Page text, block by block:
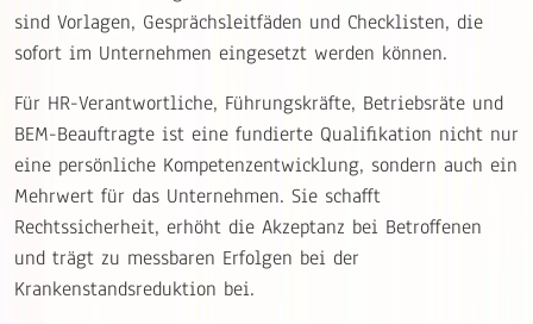
sind Vorlagen, Gesprächsleitfäden und Checklisten, die
sofort im Unternehmen eingesetzt werden können.
Für HR-Verantwortliche, Führungskräfte, Betriebsräte und
BEM-Beauftragte ist eine fundierte Qualifikation nicht nur
eine persönliche Kompetenzentwicklung, sondern auch ein
Mehrwert für das Unternehmen. Sie schafft
Rechtssicherheit, erhöht die Akzeptanz bei Betroffenen
und trägt zu messbaren Erfolgen bei der
Krankenstandsreduktion bei.